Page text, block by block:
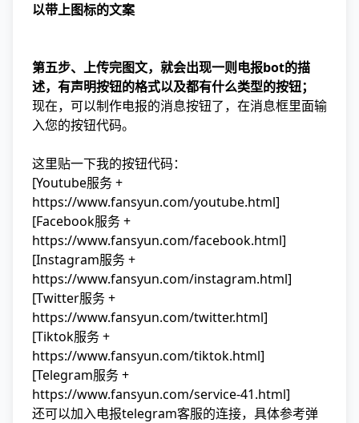
以带上图标的文案
第五步、上传完图文，就会出现一则电报bot的描
述，有声明按钮的格式以及都有什么类型的按钮；
现在，可以制作电报的消息按钮了，在消息框里面输
入您的按钮代码。
这里贴一下我的按钮代码：
[Youtube服务 +
https://www.fansyun.com/youtube.html]
[Facebook服务 +
https://www.fansyun.com/facebook.html]
[Instagram服务 +
https://www.fansyun.com/instagram.html]
[Twitter服务 +
https://www.fansyun.com/twitter.html]
[Tiktok服务 +
https://www.fansyun.com/tiktok.html]
[Telegram服务 +
https://www.fansyun.com/service-41.html]
还可以加入电报telegram客服的连接，具体参考弹